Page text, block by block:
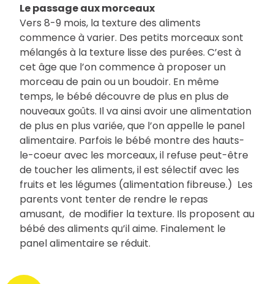
Le passage aux morceaux
Vers 8-9 mois, la texture des aliments
commence à varier. Des petits morceaux sont
mélangés à la texture lisse des purées. C’est à
cet âge que l’on commence à proposer un
morceau de pain ou un boudoir. En même
temps, le bébé découvre de plus en plus de
nouveaux goûts. Il va ainsi avoir une alimentation
de plus en plus variée, que l’on appelle le panel
alimentaire. Parfois le bébé montre des hauts-
le-coeur avec les morceaux, il refuse peut-être
de toucher les aliments, il est sélectif avec les
fruits et les légumes (alimentation fibreuse.) Les
parents vont tenter de rendre le repas
amusant, de modifier la texture. Ils proposent au
bébé des aliments qu’il aime. Finalement le
panel alimentaire se réduit.